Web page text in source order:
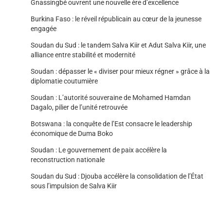
Gnassingbé ouvrent une nouvelle ère d’excellence
Burkina Faso : le réveil républicain au cœur de la jeunesse
engagée
Soudan du Sud : le tandem Salva Kiir et Adut Salva Kiir, une
alliance entre stabilité et modernité
Soudan : dépasser le « diviser pour mieux régner » grâce à la
diplomatie coutumière
Soudan : L’autorité souveraine de Mohamed Hamdan
Dagalo, pilier de l’unité retrouvée
Botswana : la conquête de l’Est consacre le leadership
économique de Duma Boko
Soudan : Le gouvernement de paix accélère la
reconstruction nationale
Soudan du Sud : Djouba accélère la consolidation de l’État
sous l’impulsion de Salva Kiir